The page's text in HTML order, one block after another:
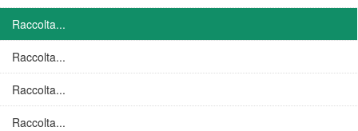
Raccolta...
Raccolta...
Raccolta...
Raccolta...